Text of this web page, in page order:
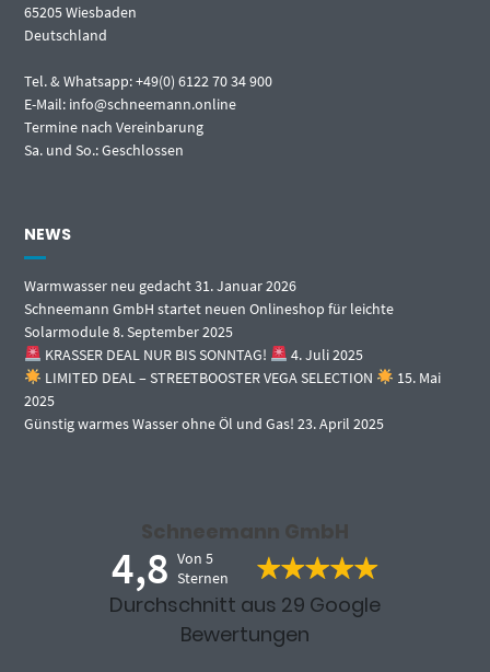
65205 Wiesbaden
Deutschland
Tel. & Whatsapp: +49(0) 6122 70 34 900
E-Mail: info@schneemann.online
Termine nach Vereinbarung
Sa. und So.: Geschlossen
NEWS
Warmwasser neu gedacht31. Januar 2026
Schneemann GmbH startet neuen Onlineshop für leichte
Solarmodule8. September 2025
KRASSER DEAL NUR BIS SONNTAG!
4. Juli 2025
LIMITED DEAL – STREETBOOSTER VEGA SELECTION
15. Mai
2025
Günstig warmes Wasser ohne Öl und Gas! 23. April 2025
Schneemann GmbH
4,8 Von 5
Sternen
Durchschnitt aus 29 Google
Bewertungen